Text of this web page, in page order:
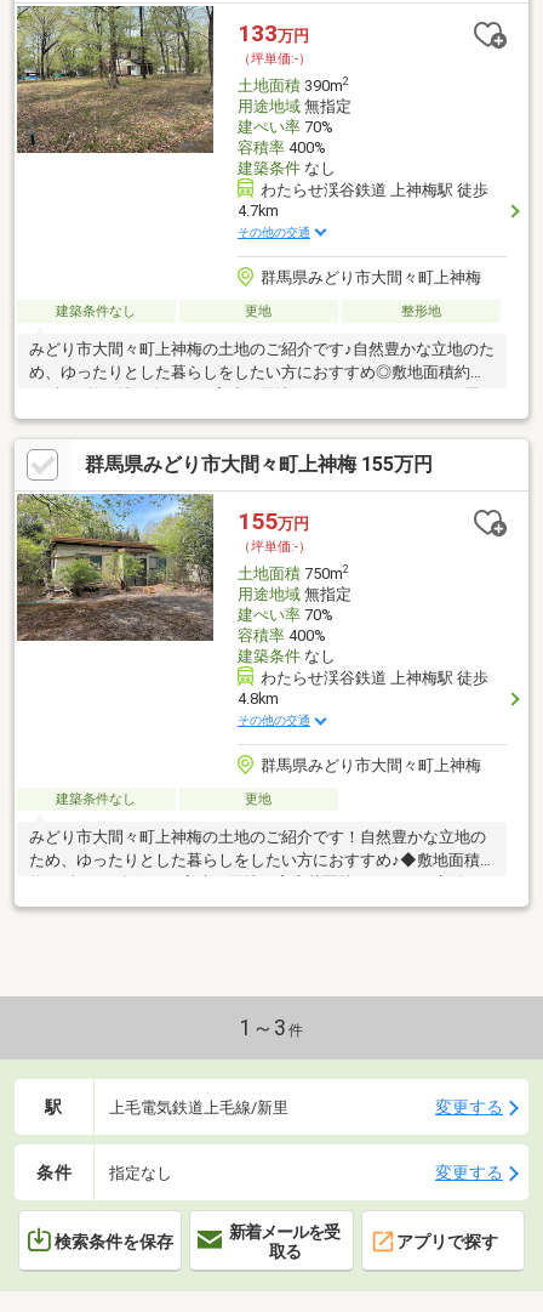
133万円
（坪単価:-）
土地面積390m2
用途地域無指定
建ぺい率70%
容積率400%
建築条件なし
わたらせ渓谷鉄道 上神梅駅 徒歩
4.7km
その他の交通
群馬県みどり市大間々町上神梅
建築条件なし 更地 整形地
みどり市大間々町上神梅の土地のご紹介です♪自然豊かな立地のた
め、ゆったりとした暮らしをしたい方におすすめ◎敷地面積約
辺には体験型の施設が充実！・赤城カントリークラブ車で約9分・
赤城フィッシングフィールドまで車で約14分夏は涼しく、冬はウ
ィンタースポーツへも出かけやすく、四季折々の景色と充実した
時間を楽しめます◎休暇の別荘としての利用もオススメです♪♪
群馬県みどり市大間々町上神梅 155万円
155万円
（坪単価:-）
土地面積750m2
用途地域無指定
建ぺい率70%
容積率400%
建築条件なし
わたらせ渓谷鉄道 上神梅駅 徒歩
4.8km
その他の交通
群馬県みどり市大間々町上神梅
建築条件なし 更地
みどり市大間々町上神梅の土地のご紹介です！自然豊かな立地の
ため、ゆったりとした暮らしをしたい方におすすめ♪◆敷地面積
の住宅用地にも◎◆整形地周辺には体験型の施設が充実！・赤城
しての利用もオススメです♪♪
1～3 件
駅 上毛電気鉄道上毛線/新里 変更する
条件 指定なし 変更する
検索条件を保存
新着メールを受
取る
アプリで探す